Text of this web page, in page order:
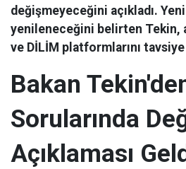
değişmeyeceğini açıkladı.
yenileneceğini belirten Tekin,
ve DİLİM platformlarını
Bakan
Sorularında
Açıklaması